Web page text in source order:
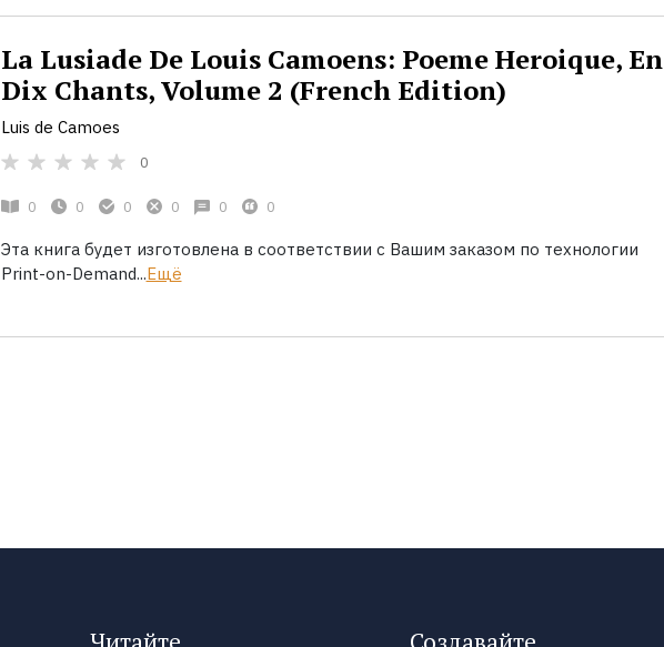
La Lusiade De Louis Camoens: Poeme Heroique, En
Dix Chants, Volume 2 (French Edition)
Luis de Camoes
0
0 0 0 0 0 0
Эта книга будет изготовлена в соответствии с Вашим заказом по технологии
Print-on-Demand...Ещё